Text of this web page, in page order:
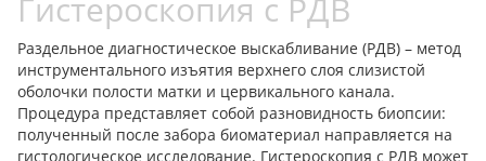
Гистероскопия с РДВ
Раздельное диагностическое выскабливание (РДВ) – метод
инструментального изъятия верхнего слоя слизистой
оболочки полости матки и цервикального канала.
Процедура представляет собой разновидность биопсии:
полученный после забора биоматериал направляется на
гистологическое исследование. Гистероскопия с РДВ может